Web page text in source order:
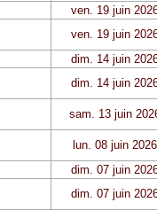
ven. 19 juin
ven. 19 juin
dim. 14 juin
dim. 14 juin
sam. 13 juin
lun. 08 juin 2026
dim. 07 juin
dim. 07 juin